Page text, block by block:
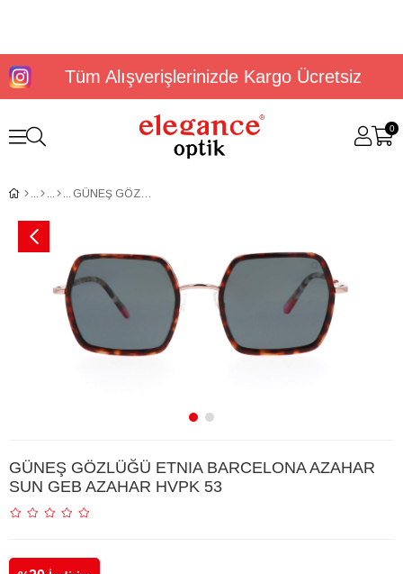
Tüm Alışverişlerinizde Kargo Ücretsiz
0
GÜNEŞ GÖZLÜĞÜ ETNIA BARCELONA AZAHAR SUN GEB AZAHAR HVPK 53
GÜNEŞ GÖZLÜĞÜ ETNIA BARCELONA AZAHAR
SUN GEB AZAHAR HVPK 53